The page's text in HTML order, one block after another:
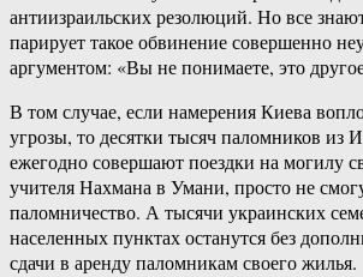
антиизраильских резолюций. Но все
парирует такое обвинение совершенно
аргументом: «Вы не понимаете, это
В том случае, если намерения Киева
угрозы, то десятки тысяч паломников из
ежегодно совершают поездки на могилу
учителя Нахмана в Умани, просто не
паломничество. А тысячи украинских
населенных пунктах останутся без
сдачи в аренду паломникам своего жилья.